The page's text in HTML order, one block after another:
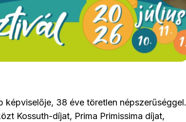
képviselője, 38 éve töretlen népszerűséggel.
Kossuth-díjat, Prima Primissima díjat,